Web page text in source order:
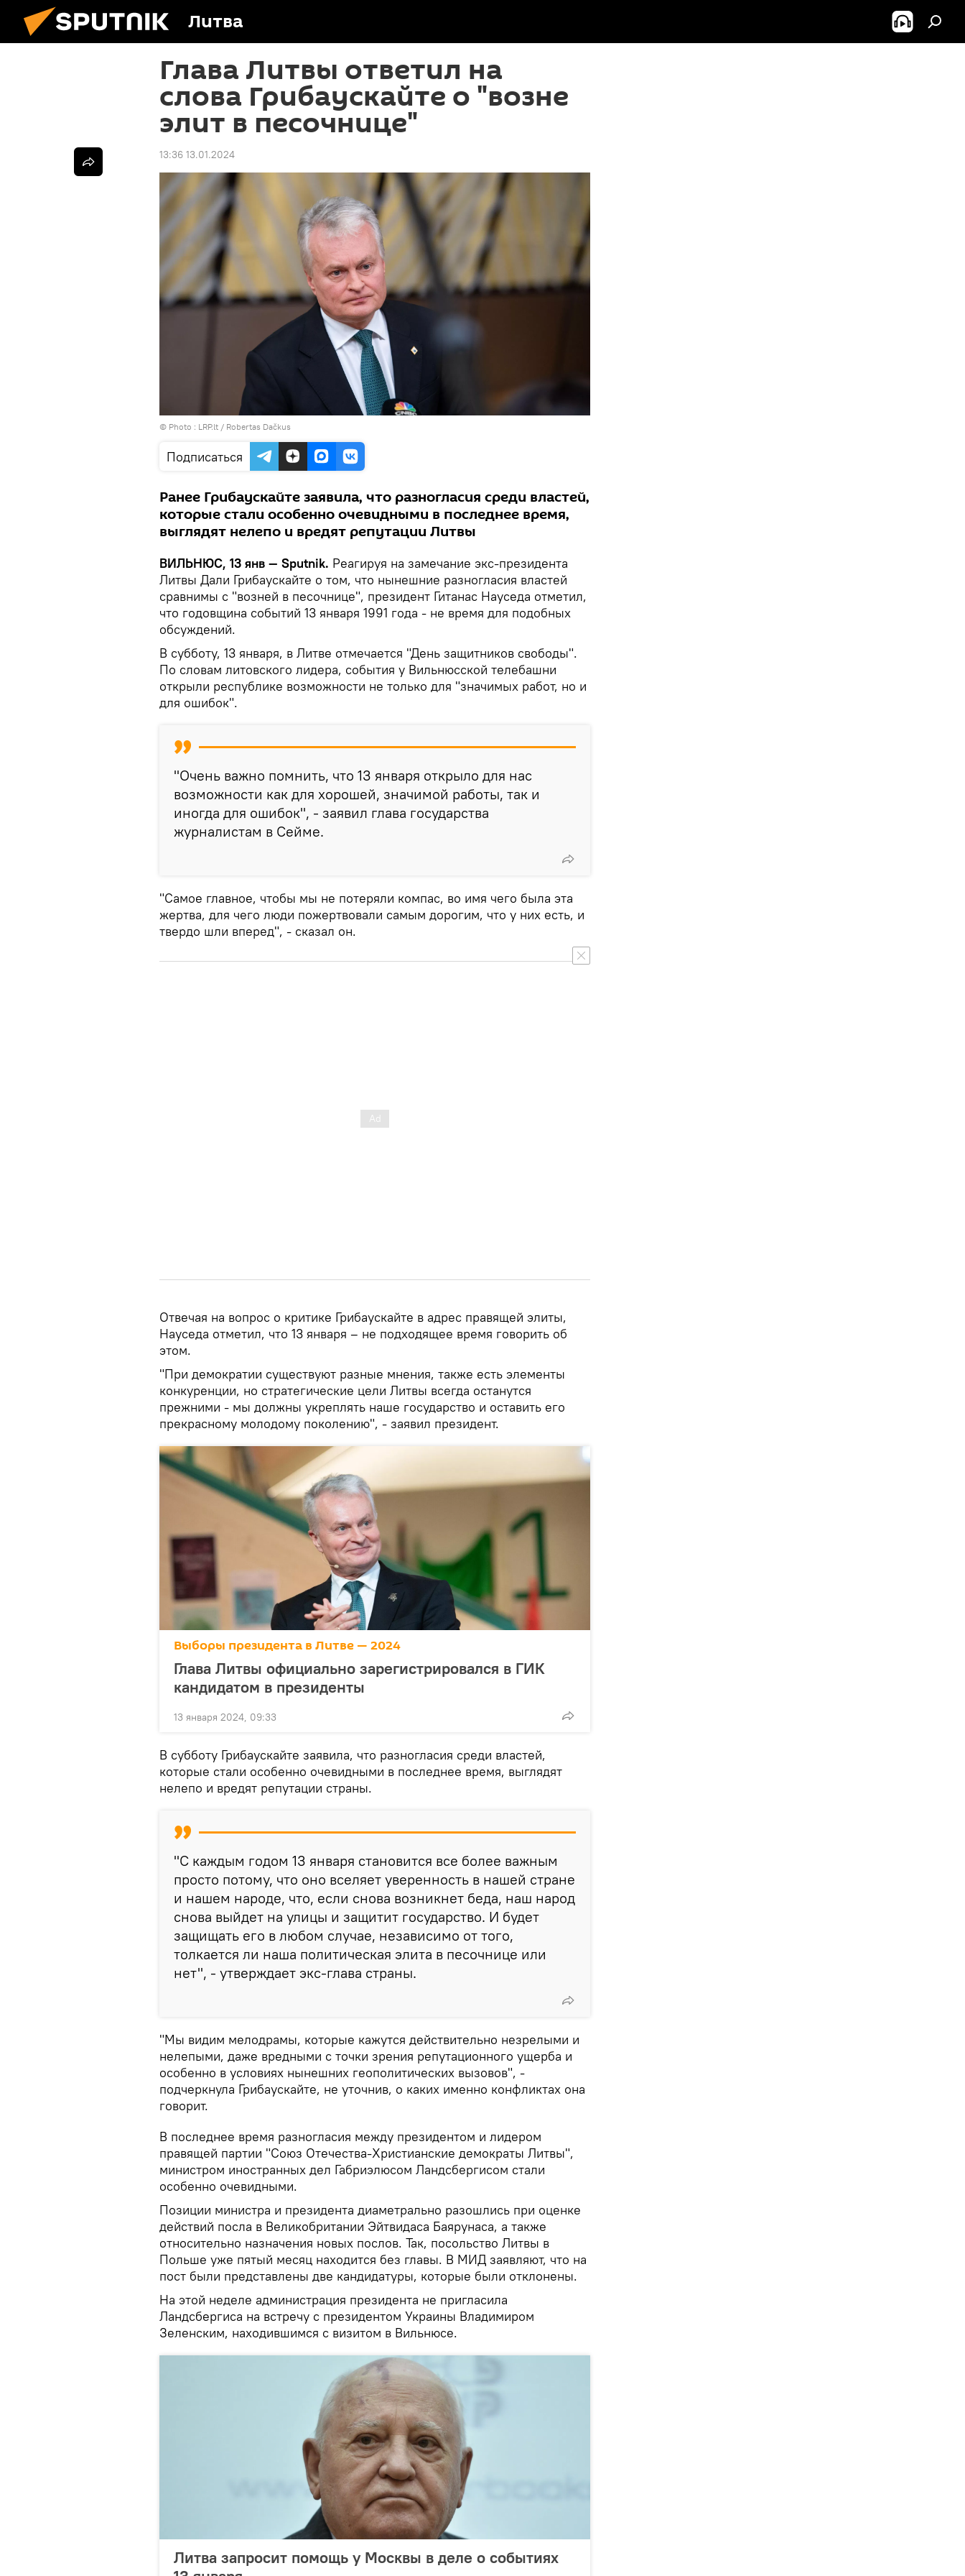
Литва
Глава Литвы ответил на
слова Грибаускайте о "возне
элит в песочнице"
13:36 13.01.2024
© Photo : LRP.lt / Robertas Dačkus
Подписаться
Ранее Грибаускайте заявила, что разногласия среди властей,
которые стали особенно очевидными в последнее время,
выглядят нелепо и вредят репутации Литвы
ВИЛЬНЮС, 13 янв — Sputnik. Реагируя на замечание экс-президента
Литвы Дали Грибаускайте о том, что нынешние разногласия властей
сравнимы с "возней в песочнице", президент Гитанас Науседа отметил,
что годовщина событий 13 января 1991 года - не время для подобных
обсуждений.
В субботу, 13 января, в Литве отмечается "День защитников свободы".
По словам литовского лидера, события у Вильнюсской телебашни
открыли республике возможности не только для "значимых работ, но и
для ошибок".
"Очень важно помнить, что 13 января открыло для нас
возможности как для хорошей, значимой работы, так и
иногда для ошибок", - заявил глава государства
журналистам в Сейме.
"Самое главное, чтобы мы не потеряли компас, во имя чего была эта
жертва, для чего люди пожертвовали самым дорогим, что у них есть, и
твердо шли вперед", - сказал он.
Отвечая на вопрос о критике Грибаускайте в адрес правящей элиты,
Науседа отметил, что 13 января – не подходящее время говорить об
этом.
"При демократии существуют разные мнения, также есть элементы
конкуренции, но стратегические цели Литвы всегда останутся
прежними - мы должны укреплять наше государство и оставить его
прекрасному молодому поколению", - заявил президент.
Выборы президента в Литве — 2024
Глава Литвы официально зарегистрировался в ГИК
кандидатом в президенты
13 января 2024, 09:33
В субботу Грибаускайте заявила, что разногласия среди властей,
которые стали особенно очевидными в последнее время, выглядят
нелепо и вредят репутации страны.
"С каждым годом 13 января становится все более важным
просто потому, что оно вселяет уверенность в нашей стране
и нашем народе, что, если снова возникнет беда, наш народ
снова выйдет на улицы и защитит государство. И будет
защищать его в любом случае, независимо от того,
толкается ли наша политическая элита в песочнице или
нет", - утверждает экс-глава страны.
"Мы видим мелодрамы, которые кажутся действительно незрелыми и
нелепыми, даже вредными с точки зрения репутационного ущерба и
особенно в условиях нынешних геополитических вызовов", -
подчеркнула Грибаускайте, не уточнив, о каких именно конфликтах она
говорит.
В последнее время разногласия между президентом и лидером
правящей партии "Союз Отечества-Христианские демократы Литвы",
министром иностранных дел Габриэлюсом Ландсбергисом стали
особенно очевидными.
Позиции министра и президента диаметрально разошлись при оценке
действий посла в Великобритании Эйтвидаса Баярунаса, а также
относительно назначения новых послов. Так, посольство Литвы в
Польше уже пятый месяц находится без главы. В МИД заявляют, что на
пост были представлены две кандидатуры, которые были отклонены.
На этой неделе администрация президента не пригласила
Ландсбергиса на встречу с президентом Украины Владимиром
Зеленским, находившимся с визитом в Вильнюсе.
Литва запросит помощь у Москвы в деле о событиях